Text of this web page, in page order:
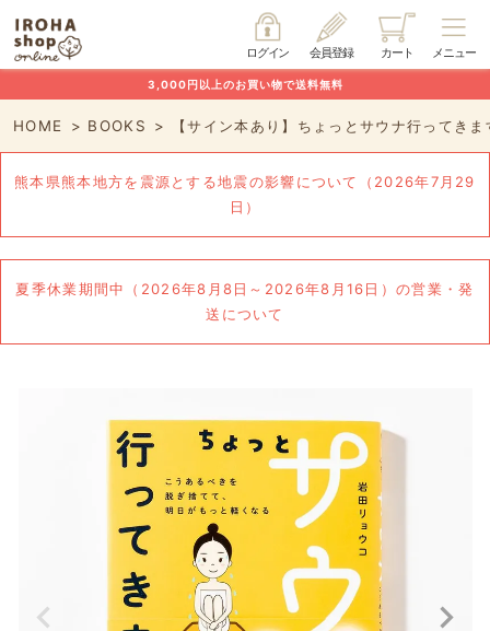
メニュー
カート
会員登録
ログイン
3,000円以上のお買い物で送料無料
HOME BOOKS 【サイン本あり】ちょっとサウナ行ってき
熊本県熊本地方を震源とする地震の影響について（2026年7月29
日）
夏季休業期間中（2026年8月8日～2026年8月16日）の営業・発
送について